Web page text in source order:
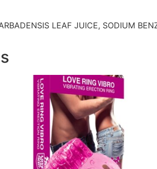
LEAF JUICE, SODIUM